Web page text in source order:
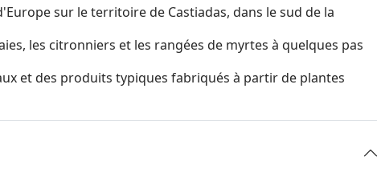
sur le territoire de Castiadas, dans le sud de la
les citronniers et les rangées de myrtes à quelques pas
et des produits typiques fabriqués à partir de plantes